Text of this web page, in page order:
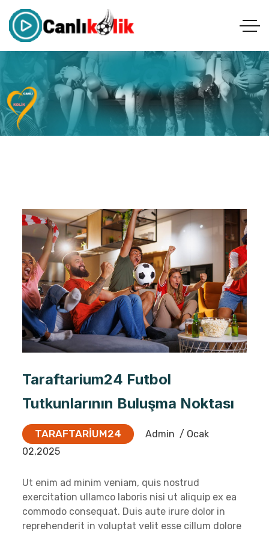
Taraftarium24 Futbol
Tutkunlarının Buluşma Noktası
TARAFTARIUM24 Admin / Ocak
02,2025
Ut enim ad minim veniam, quis nostrud
exercitation ullamco laboris nisi ut aliquip ex ea
commodo consequat. Duis aute irure dolor in
reprehenderit in voluptat velit esse cillum dolore